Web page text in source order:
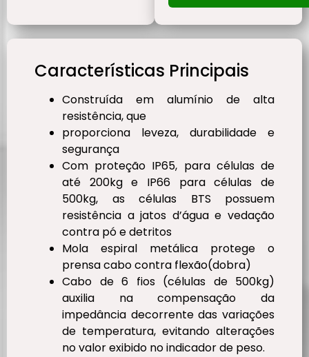
Características Principais
Construída em alumínio de alta
resistência, que
proporciona leveza, durabilidade e
segurança
Com proteção IP65, para células de
até 200kg e IP66 para células de
500kg, as células BTS possuem
resistência a jatos d’água e vedação
contra pó e detritos
Mola espiral metálica protege o
prensa cabo contra flexão(dobra)
Cabo de 6 fios (células de 500kg)
auxilia na compensação da
impedância decorrente das variações
de temperatura, evitando alterações
no valor exibido no indicador de peso.